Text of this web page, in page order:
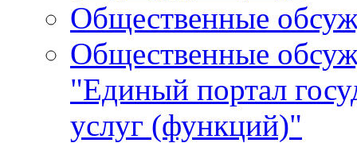
Общественные
Общественные
"Единый портал
услуг (функций)"